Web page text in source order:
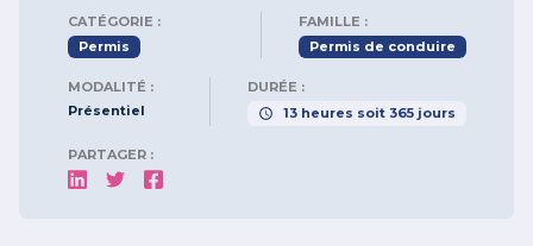
CATÉGORIE :
Permis
FAMILLE :
Permis de conduire
MODALITÉ :
Présentiel
DURÉE :
13 heures soit 365 jours
PARTAGER :